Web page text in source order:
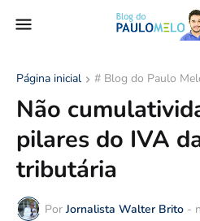
Página inicial # Blog do Paulo
Não
pilares do IVA
tributária
Por Jornalista Walter Brito -